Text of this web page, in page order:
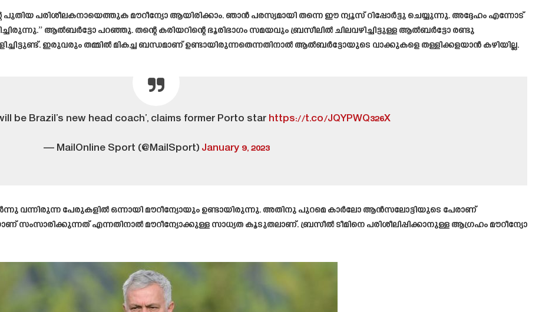
പുതിയ പരിശീലകനായെത്തുക മൗറീന്യോ ആയിരിക്കാം. ഞാൻ പരസ്യമായി തന്നെ ഈ ന്യൂസ് റിപ്പോർട്ടു ചെയ്യുന്നു. അദ്ദേഹം എന്നോട്
ആൽബർട്ടോ പറഞ്ഞു. തന്റെ കരിയറിന്റെ ഭൂരിഭാഗം സമയവും ബ്രസീലിൽ ചിലവഴിച്ചിട്ടുള്ള ആൽബർട്ടോ രണ്ടു
ഇരുവരും തമ്മിൽ മികച്ച ബന്ധമാണ് ഉണ്ടായിരുന്നതെന്നതിനാൽ ആൽബർട്ടോയുടെ വാക്കുകളെ തള്ളിക്കളയാൻ കഴിയില്ല.
be Brazil’s new head coach’, claims former Porto star https://t.co/JQYPWQ326X
— MailOnline Sport (@MailSport) January 9, 2023
വന്നിരുന്ന പേരുകളിൽ ഒന്നായി മൗറീന്യോയും ഉണ്ടായിരുന്നു. അതിനു പുറമെ കാർലോ ആൻസലോട്ടിയുടെ പേരാണ്
സംസാരിക്കുന്നത് എന്നതിനാൽ മൗറീന്യോക്കുള്ള സാധ്യത കൂടുതലാണ്. ബ്രസീൽ ടീമിനെ പരിശീലിപ്പിക്കാനുള്ള ആഗ്രഹം മൗറീന്യോ